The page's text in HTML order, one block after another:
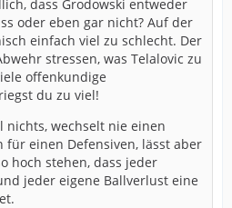
dass Grodowski entweder
oder eben gar nicht? Auf der
einfach viel zu schlecht. Der
stressen, was Telalovic zu
offenkundige
du zu viel!
nichts, wechselt nie einen
für einen Defensiven, lässt aber
hoch stehen, dass jeder
jeder eigene Ballverlust eine